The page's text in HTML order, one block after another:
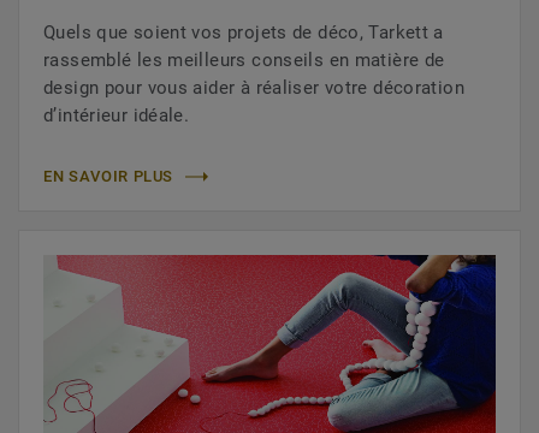
Quels que soient vos projets de déco, Tarkett a
rassemblé les meilleurs conseils en matière de
design pour vous aider à réaliser votre décoration
d’intérieur idéale.
EN SAVOIR PLUS